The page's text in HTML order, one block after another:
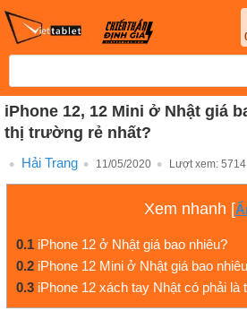
iPhone 12, 12 Mini ở Nhật giá
thị trường rẻ nhất?
Hải Trang 11/05/2020 Lượt xem: 5714
Xem nhanh [
0.1 iPhone 12 ở Nhật giá bao nhiêu?
0.2 iPhone 12 Mini ở Nhật giá bao
0.3 iPhone 12 xách tay Nhật có phải là